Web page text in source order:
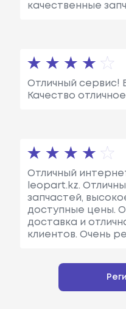
качественные
Отличный сервис!
Качество
Отличный
leopart.kz.
запчастей,
доступные цены.
доставка и
клиентов. Очень